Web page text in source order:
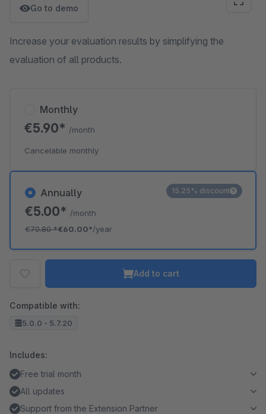
Go to demo
Increase your evaluation results by simplifying the
evaluation of all products.
Annually
€5.00* /month
€70.80*€60.00*/year
15.25% discount
Monthly
€5.90* /month
Cancelable monthly
Add to cart
Compatible with:
5.0.0 - 5.7.20
Includes:
Free trial month
All updates
Support from the Extension Partner